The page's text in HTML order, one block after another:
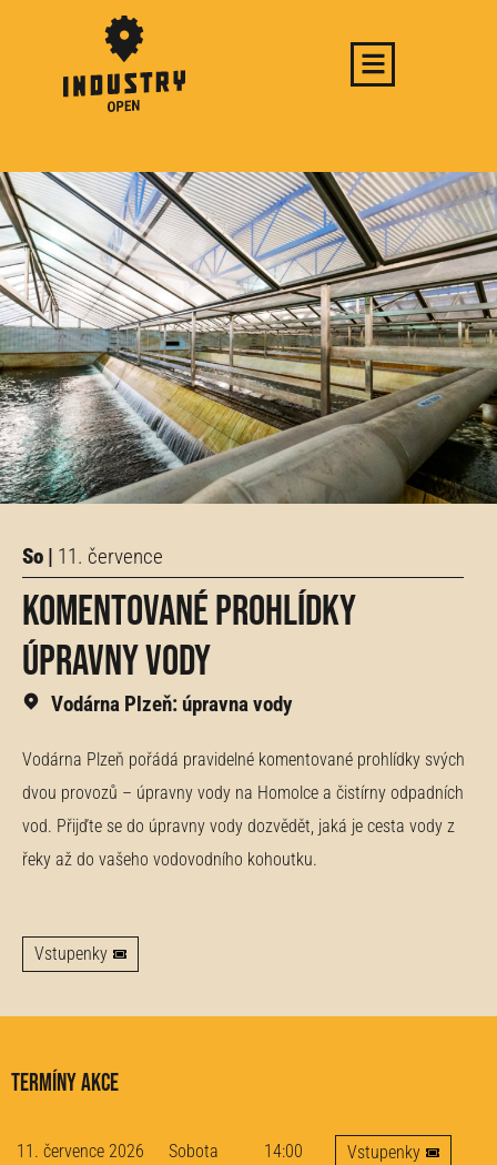
So | 11. července
Komentované prohlídky
úpravny vody
Vodárna Plzeň: úpravna vody
Vodárna Plzeň pořádá pravidelné komentované prohlídky svých
dvou provozů – úpravny vody na Homolce a čistírny odpadních
vod. Přijďte se do úpravny vody dozvědět, jaká je cesta vody z
řeky až do vašeho vodovodního kohoutku.
Vstupenky
Termíny akce
11. července 2026 Sobota 14:00 Vstupenky